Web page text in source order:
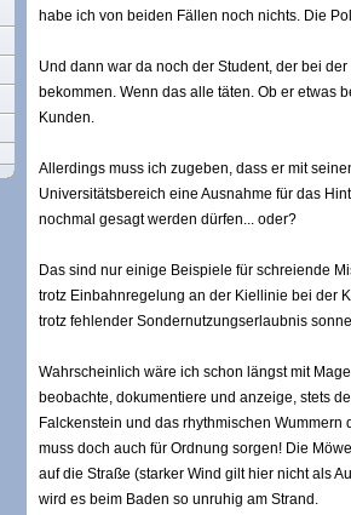
habe ich von beiden Fällen noch nichts. Die
Und dann war da noch der Student, der bei
bekommen. Wenn das alle täten. Ob er etwas
Kunden.
Allerdings muss ich zugeben, dass er mit
Universitätsbereich eine Ausnahme für das
nochmal gesagt werden dürfen... oder?
Das sind nur einige Beispiele für schreiende
trotz Einbahnregelung an der Kiellinie bei der
trotz fehlender Sondernutzungserlaubnis
Wahrscheinlich wäre ich schon längst mit
beobachte, dokumentiere und anzeige, stets
Falckenstein und das rhythmischen
muss doch auch für Ordnung sorgen! Die
auf die Straße (starker Wind gilt hier nicht als
wird es beim Baden so unruhig am Strand.